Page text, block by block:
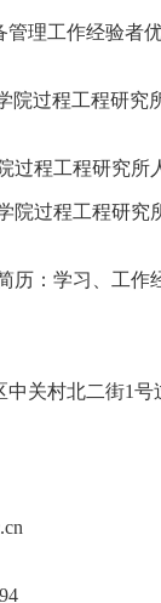
管理工作经验者
院过程工程研究
过程工程研究
院过程工程研究
历：学习、工
中关村北二街1号